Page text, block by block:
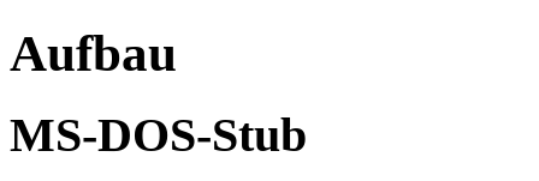
Aufbau
MS-DOS-Stub